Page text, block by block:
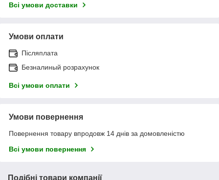
Всі умови доставки
Умови оплати
Післяплата
Безналиный розрахунок
Всі умови оплати
Умови повернення
Повернення товару впродовж 14 днів за домовленістю
Всі умови повернення
Подібні товари компанії